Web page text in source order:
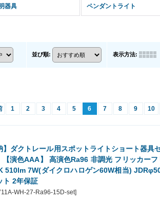
器具 ペンダントライト
並び順: 表示方法:
1 2 3 4 5 6 7 8 9 10
】ダクトレール用スポットライトショート器具
【演色AAA】 高演色Ra96 非調光 フリッカー
510lm 7W(ダイクロハロゲン60W相当)
ト 2年保証
WH-27-Ra96-15D-set]